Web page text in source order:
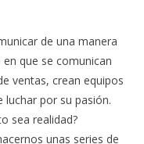
de una manera
que se comunican
ventas, crean equipos
luchar por su pasión.
sea realidad?
unas series de